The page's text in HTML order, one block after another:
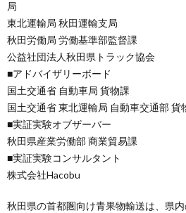
局
東北運輸局 秋田運輸支局
秋田労働局 労働基準部監督課
公益社団法人秋田県トラック協会
■アドバイザリーボード
国土交通省 自動車局 貨物課
国土交通省 東北運輸局 自動車交通部 貨
■実証実験オブザーバー
秋田県産業労働部 商業貿易課
■実証実験コンサルタント
株式会社Hacobu
秋田県の首都圏向け青果物輸送は、県